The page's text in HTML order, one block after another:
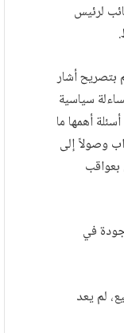
لرئيس
بتصريح أشار
ومساءلة سياسية
أهمها ما
وصولاً إلى
في
لم يعد